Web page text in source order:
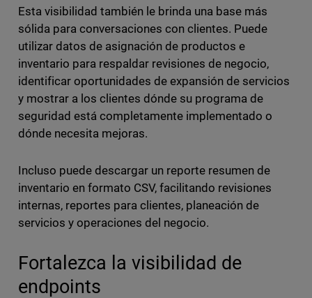
Esta visibilidad también le brinda una base más
sólida para conversaciones con clientes. Puede
utilizar datos de asignación de productos e
inventario para respaldar revisiones de negocio,
identificar oportunidades de expansión de servicios
y mostrar a los clientes dónde su programa de
seguridad está completamente implementado o
dónde necesita mejoras.
Incluso puede descargar un reporte resumen de
inventario en formato CSV, facilitando revisiones
internas, reportes para clientes, planeación de
servicios y operaciones del negocio.
Fortalezca la visibilidad de
endpoints